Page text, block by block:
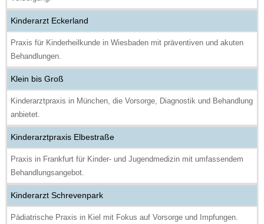
Kinderarzt Eckerland
Praxis für Kinderheilkunde in Wiesbaden mit präventiven und akuten
Behandlungen.
Klein bis Groß
Kinderarztpraxis in München, die Vorsorge, Diagnostik und Behandlung
anbietet.
Kinderarztpraxis Elbestraße
Praxis in Frankfurt für Kinder- und Jugendmedizin mit umfassendem
Behandlungsangebot.
Kinderarzt Schrevenpark
Pädiatrische Praxis in Kiel mit Fokus auf Vorsorge und Impfungen.